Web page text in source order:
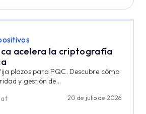
acelera la criptografía
plazos para PQC. Descubre cómo
y gestión de...
20 de julio de 2026